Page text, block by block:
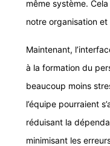
même système.
notre organisation
Maintenant,
à la formation du
beaucoup moins
l’équipe pourraient
réduisant la
minimisant les